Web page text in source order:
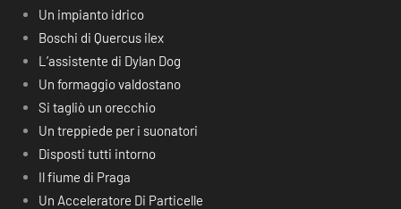
Un impianto idrico
Boschi di Quercus ilex
L’assistente di Dylan Dog
Un formaggio valdostano
Si tagliò un orecchio
Un treppiede per i suonatori
Disposti tutti intorno
Il fiume di Praga
Un Acceleratore Di Particelle